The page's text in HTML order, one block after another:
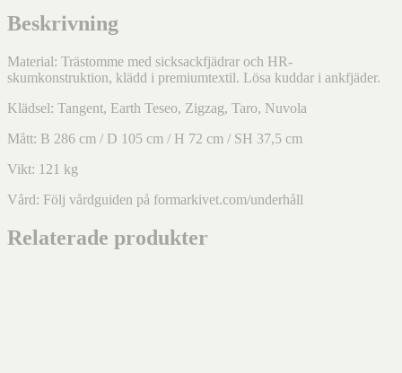
Beskrivning
Material: Trästomme med sicksackfjädrar och HR-
skumkonstruktion, klädd i premiumtextil. Lösa kuddar i ankfjäder.
Klädsel: Tangent, Earth Teseo, Zigzag, Taro, Nuvola
Mått: B 286 cm / D 105 cm / H 72 cm / SH 37,5 cm
Vikt: 121 kg
Vård: Följ vårdguiden på formarkivet.com/underhåll
Relaterade produkter